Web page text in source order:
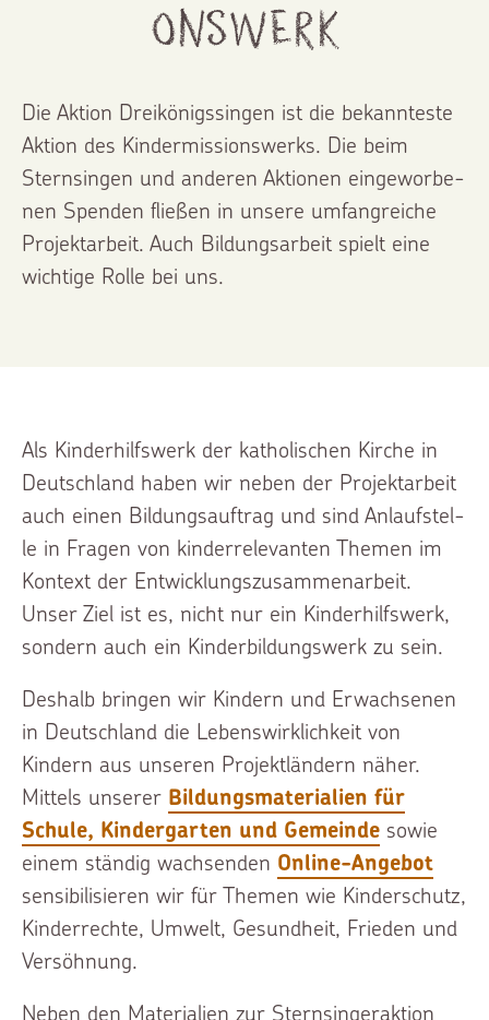
ons­werk
Die Aktion Dreikö­nigs­sin­gen ist die bekann­tes­te
Aktion des Kinder­mis­si­ons­werks. Die beim
Sternsin­gen und anderen Aktionen eingewor­be­
nen Spenden fließen in unsere umfang­rei­che
Projekt­ar­beit. Auch Bildungs­ar­beit spielt eine
wichti­ge Rolle bei uns.
Als Kinder­hilfs­werk der katholi­schen Kirche in
Deutsch­land haben wir neben der Projekt­ar­beit
auch einen Bildungs­auf­trag und sind Anlauf­stel­
le in Fragen von kinder­re­le­van­ten Themen im
Kontext der Entwick­lungs­zu­sam­men­ar­beit.
Unser Ziel ist es, nicht nur ein Kinder­hilfs­werk,
sondern auch ein Kinder­bil­dungs­werk zu sein.
Deshalb bringen wir Kindern und Erwach­se­nen
in Deutsch­land die Lebens­wirk­lich­keit von
Kindern aus unseren Projekt­län­dern näher.
Mittels unserer Bildungs­ma­te­ria­li­en für
Schule, Kinder­gar­ten und Gemein­de sowie
einem ständig wachsen­den Online-​Angebot
sensibi­li­sie­ren wir für Themen wie Kinder­schutz,
Kinder­rech­te, Umwelt, Gesund­heit, Frieden und
Versöh­nung.
Neben den Materia­li­en zur Sternsin­ger­ak­ti­on